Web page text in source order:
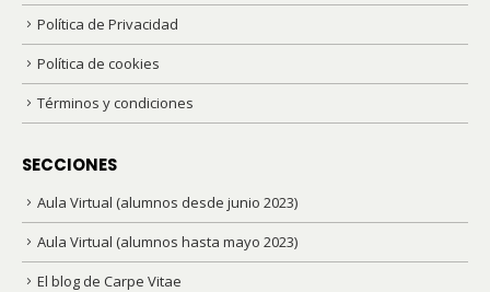
Política de Privacidad
Política de cookies
Términos y condiciones
SECCIONES
Aula Virtual (alumnos desde junio 2023)
Aula Virtual (alumnos hasta mayo 2023)
El blog de Carpe Vitae